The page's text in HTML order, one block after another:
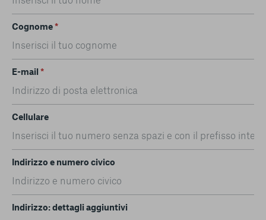
Cognome*
E-mail*
Cellulare
Indirizzo e numero civico
Indirizzo: dettagli aggiuntivi